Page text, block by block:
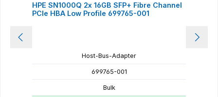
HPE SN1000Q 2x 16GB SFP+ Fibre Channel
PCIe HBA Low Profile 699765-001
Host-Bus-Adapter
699765-001
Bulk